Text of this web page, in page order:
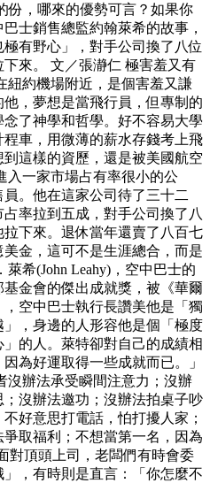
份，哪來的優勢可言？如果你
士銷售總監約翰萊希的故事，
有野心」，對手公司換了八位
來。 文／張瀞仁 極害羞又有
紐約機場附近，是個害羞又謙
，夢想是當飛行員，但專制的
了神學和哲學。好不容易大學
車，用微薄的薪水存錢考上飛
這樣的資歷，還是被美國航空
入一家市場占有率很小的公
。他在這家公司待了三十二
率拉到五成，對手公司換了八
下來。退休當年還賣了八百七
金，這可不是生涯總合，而是
希(John Leahy)，空中巴士的
金會的傑出成就獎，被《華爾
空中巴士執行長讚美他是「獨
，身邊的人形容他是個「極度
的人。萊特卻對自己的成績相
為好運取得一些成就而已。」
沒辦法承受瞬間注意力；沒辦
沒辦法邀功；沒辦法拍桌子吵
好意思打電話，怕打擾人家；
取福利；不想當第一名，因為
對頂頭上司，老闆們有時會委
，有時則是直言：「你怎麼不